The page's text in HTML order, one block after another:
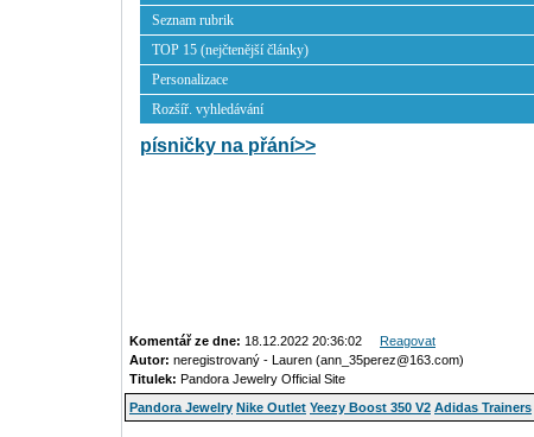
Komentář ze dne: 18.12.2022 20:36:02 Reagovat
Autor: neregistrovaný - Lauren (ann_35perez@163.com)
Titulek: Pandora Jewelry Official Site
Pandora Jewelry Nike Outlet Yeezy Boost 350 V2 Adidas Trainers
Seznam rubrik
TOP 15 (nejčtenější články)
Personalizace
Rozšíř. vyhledávání
písničky na přání>>